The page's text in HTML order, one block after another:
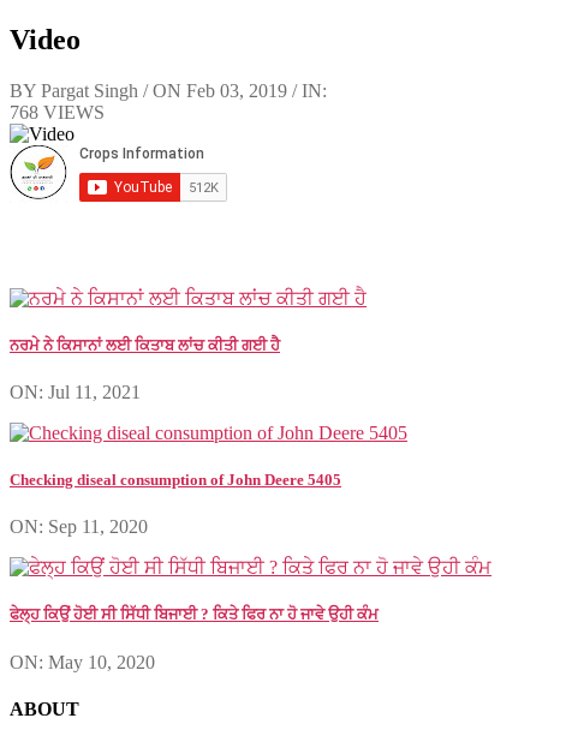
Video
BY Pargat Singh / ON Feb 03, 2019 / IN:
768 VIEWS
ਨਰਮੇ ਨੇ ਕਿਸਾਨਾਂ ਲਈ ਕਿਤਾਬ ਲਾਂਚ ਕੀਤੀ ਗਈ ਹੈ
ON: Jul 11, 2021
Checking diseal consumption of John Deere 5405
ON: Sep 11, 2020
ਫੇਲ੍ਹ ਕਿਉਂ ਹੋਈ ਸੀ ਸਿੱਧੀ ਬਿਜਾਈ ? ਕਿਤੇ ਫਿਰ ਨਾ ਹੋ ਜਾਵੇ ਉਹੀ ਕੰਮ
ON: May 10, 2020
ABOUT